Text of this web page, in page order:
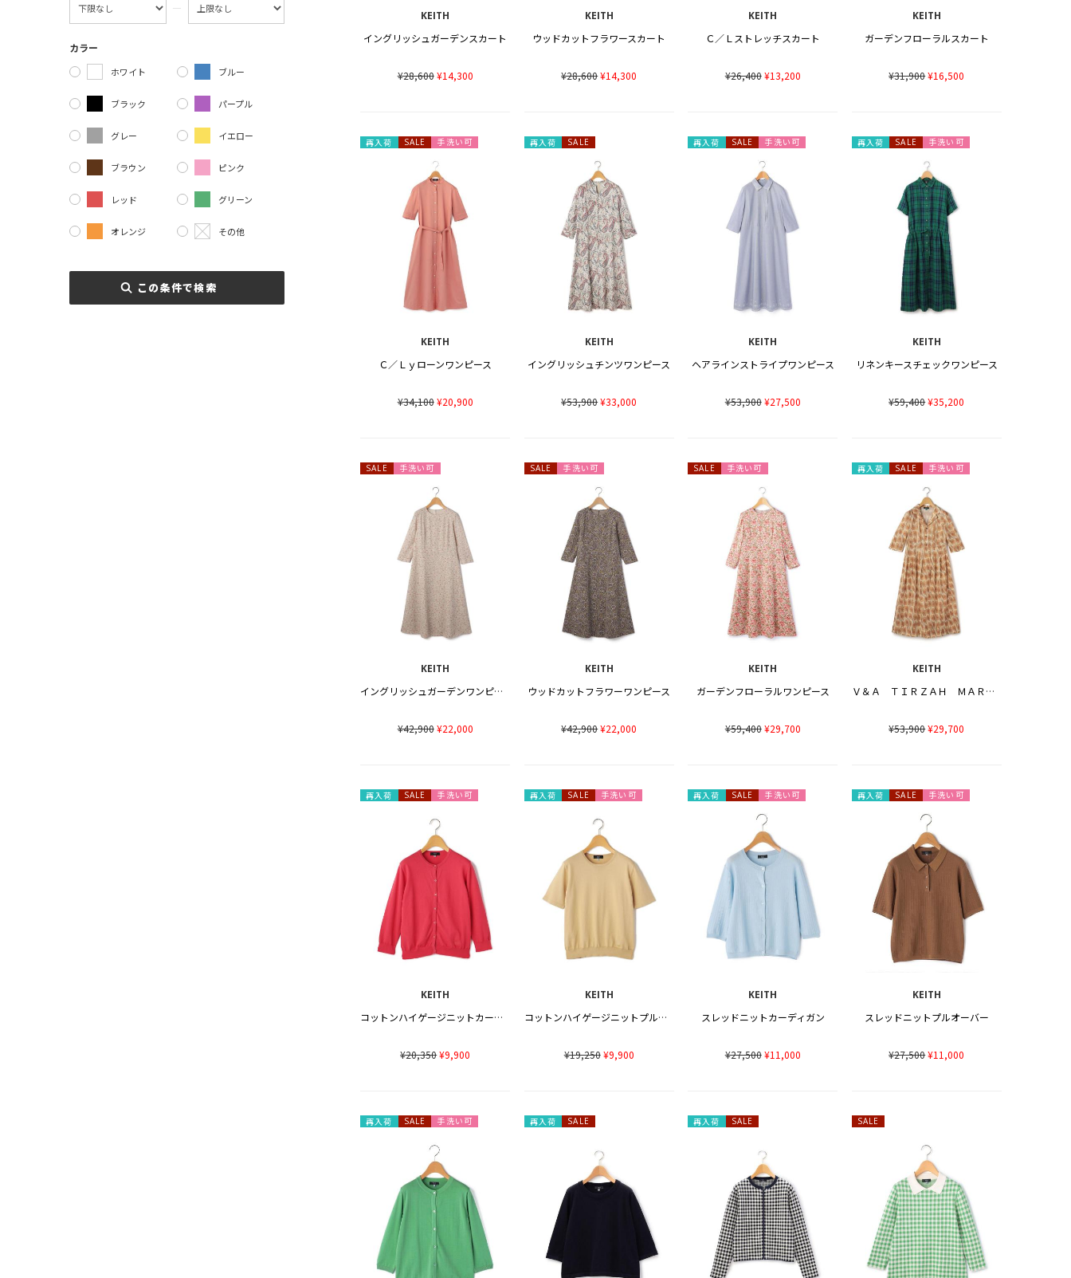
―
カラー
ホワイト ブルー
ブラック パープル
グレー イエロー
ブラウン ピンク
レッド グリーン
オレンジ その他
KEITH
イングリッシュガーデンスカート
¥28,600¥14,300
KEITH
ウッドカットフラワースカート
¥28,600¥14,300
KEITH
Ｃ／Ｌストレッチスカート
¥26,400¥13,200
KEITH
ガーデンフローラルスカート
¥31,900¥16,500
再入荷 SALE 手洗い可
KEITH
Ｃ／Ｌｙローンワンピース
¥34,100¥20,900
再入荷 SALE
KEITH
イングリッシュチンツワンピース
¥53,900¥33,000
再入荷 SALE 手洗い可
KEITH
ヘアラインストライプワンピース
¥53,900¥27,500
再入荷 SALE 手洗い可
KEITH
リネンキースチェックワンピース
¥59,400¥35,200
SALE 手洗い可
KEITH
イングリッシュガーデンワンピース
¥42,900¥22,000
SALE 手洗い可
KEITH
ウッドカットフラワーワンピース
¥42,900¥22,000
SALE 手洗い可
KEITH
ガーデンフローラルワンピース
¥59,400¥29,700
再入荷 SALE 手洗い可
KEITH
Ｖ＆Ａ ＴＩＲＺＡＨ ＭＡＲＢＬＥワンピース
¥53,900¥29,700
再入荷 SALE 手洗い可
KEITH
コットンハイゲージニットカーディガン
¥20,350¥9,900
再入荷 SALE 手洗い可
KEITH
コットンハイゲージニットプルオーバー
¥19,250¥9,900
再入荷 SALE 手洗い可
KEITH
スレッドニットカーディガン
¥27,500¥11,000
再入荷 SALE 手洗い可
KEITH
スレッドニットプルオーバー
¥27,500¥11,000
再入荷 SALE 手洗い可 再入荷 SALE 再入荷 SALE SALE